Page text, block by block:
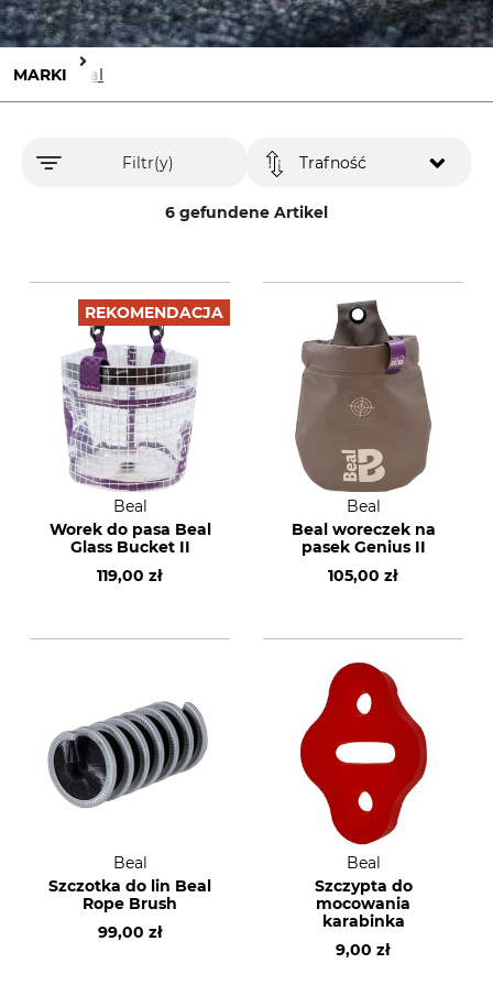
MARKI Beal
Filtr(y)
6 gefundene Artikel
Trafność
REKOMENDACJA
Beal
Worek do pasa Beal
Glass Bucket II
119,00 zł
Beal
Beal woreczek na
pasek Genius II
105,00 zł
Beal
Szczotka do lin Beal
Rope Brush
99,00 zł
Beal
Szczypta do
mocowania
karabinka
9,00 zł